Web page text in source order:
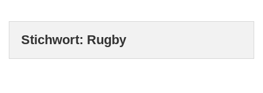
Stichwort: Rugby